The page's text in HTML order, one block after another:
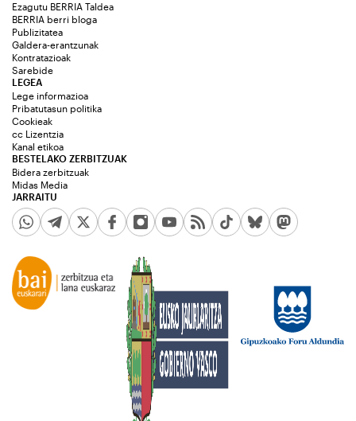
Ezagutu BERRIA Taldea
BERRIA berri bloga
Publizitatea
Galdera-erantzunak
Kontratazioak
Sarebide
JARRAITU
LEGEA
Lege informazioa
Pribatutasun politika
Cookieak
cc Lizentzia
Kanal etikoa
BESTELAKO ZERBITZUAK
Bidera zerbitzuak
Midas Media